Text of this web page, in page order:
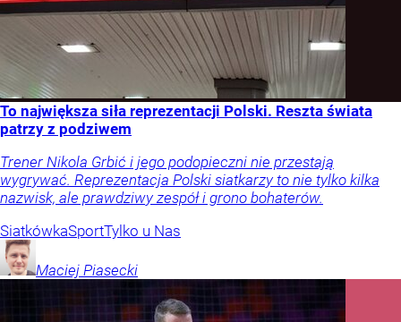
To największa siła reprezentacji Polski. Reszta świata
patrzy z podziwem
Trener Nikola Grbić i jego podopieczni nie przestają
wygrywać. Reprezentacja Polski siatkarzy to nie tylko kilka
nazwisk, ale prawdziwy zespół i grono bohaterów.
SiatkówkaSportTylko u Nas
Maciej Piasecki